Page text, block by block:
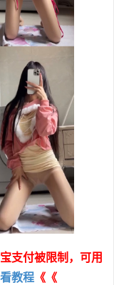
支付被限制，可用
教程 《《